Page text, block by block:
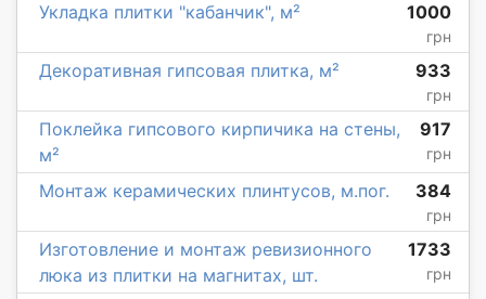
Укладка плитки "кабанчик", м² 1000
грн
Декоративная гипсовая плитка, м² 933
грн
Поклейка гипсового кирпичика на стены,
м²
917
грн
Монтаж керамических плинтусов, м.пог. 384
грн
Изготовление и монтаж ревизионного
люка из плитки на магнитах, шт.
1733
грн